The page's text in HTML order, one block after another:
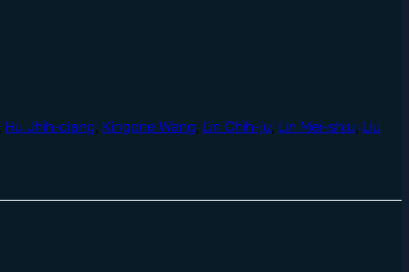
Hu Jhih-ciang Kingone Wang Lin Chih-ju Lin Mei-shiu Liu